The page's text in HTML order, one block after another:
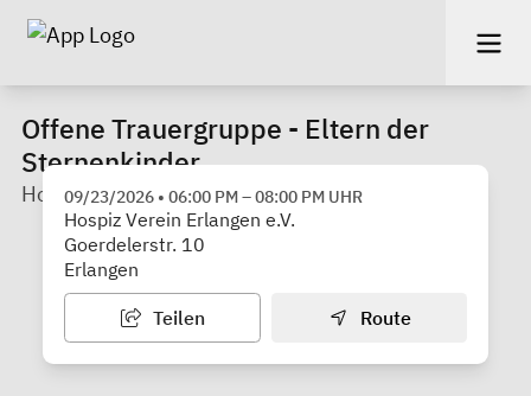
Offene Trauergruppe - Eltern der
Sternenkinder
Hospiz Verein Erlangen e.V.
09/23/2026 • 06:00 PM–08:00 PM UHR
Hospiz Verein Erlangen e.V.
Goerdelerstr. 10
Erlangen
Teilen Route